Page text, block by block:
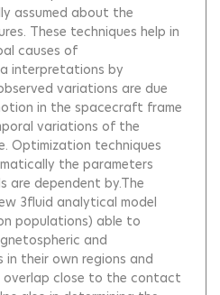
assumed about the
These techniques help in
causes of
interpretations by
variations are due
in the spacecraft frame
variations of the
Optimization techniques
the parameters
are dependent by.The
3fluid analytical model
populations) able to
and
in their own regions and
close to the contact